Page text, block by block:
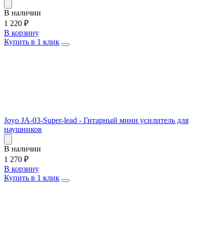
В наличии
1 220 ₽
В корзину
Купить в 1 клик
Joyo JA-03-Super-lead - Гитарный мини усилитель для
наушников
В наличии
1 270 ₽
В корзину
Купить в 1 клик